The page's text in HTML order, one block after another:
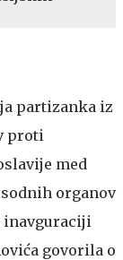
partizanka iz
proti
med
organov
inavguraciji
govorila o